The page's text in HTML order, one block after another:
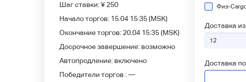
Шаг ставки:¥ 250
Начало торгов: 15.04 15:35(MSK)
Окончание торгов: 20.04 15:35(MSK)
Досрочное завершение: возможно
Автопродление: включено
Победители торгов :—
Физ-
Доставка
Доставка